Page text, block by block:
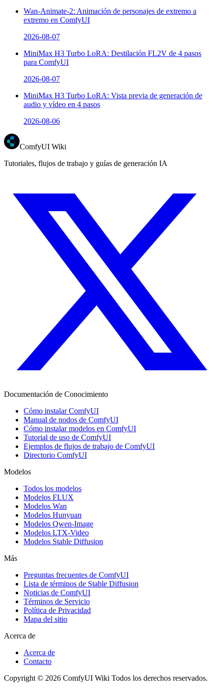
Wan-Animate-2: Animación de personajes de extremo a
extremo en ComfyUI
2026-08-07
MiniMax H3 Turbo LoRA: Destilación FL2V de 4 pasos
para ComfyUI
2026-08-07
MiniMax H3 Turbo LoRA: Vista previa de generación de
audio y vídeo en 4 pasos
2026-08-06
ComfyUI Wiki
Tutoriales, flujos de trabajo y guías de generación IA
Documentación de Conocimiento
Cómo instalar ComfyUI
Manual de nodos de ComfyUI
Cómo instalar modelos en ComfyUI
Tutorial de uso de ComfyUI
Ejemplos de flujos de trabajo de ComfyUI
Directorio ComfyUI
Modelos
Todos los modelos
Modelos FLUX
Modelos Wan
Modelos Hunyuan
Modelos Qwen-Image
Modelos LTX-Video
Modelos Stable Diffusion
Más
Preguntas frecuentes de ComfyUI
Lista de términos de Stable Diffusion
Noticias de ComfyUI
Términos de Servicio
Política de Privacidad
Mapa del sitio
Acerca de
Acerca de
Contacto
Copyright © 2026 ComfyUI Wiki Todos los derechos reservados.